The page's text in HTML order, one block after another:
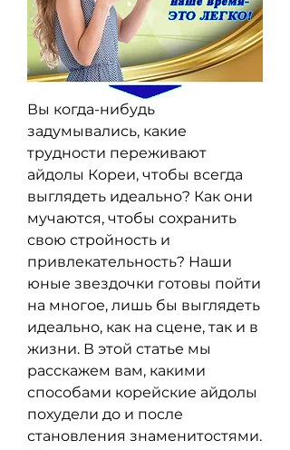
Вы когда-нибудь
задумывались, какие
трудности переживают
айдолы Кореи, чтобы всегда
выглядеть идеально? Как они
мучаются, чтобы сохранить
свою стройность и
привлекательность? Наши
юные звездочки готовы пойти
на многое, лишь бы выглядеть
идеально, как на сцене, так и в
жизни. В этой статье мы
расскажем вам, какими
способами корейские айдолы
похудели до и после
становления знаменитостями.